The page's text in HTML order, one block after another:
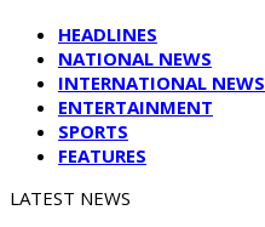
HEADLINES
NATIONAL NEWS
INTERNATIONAL NEWS
ENTERTAINMENT
SPORTS
FEATURES
LATEST NEWS